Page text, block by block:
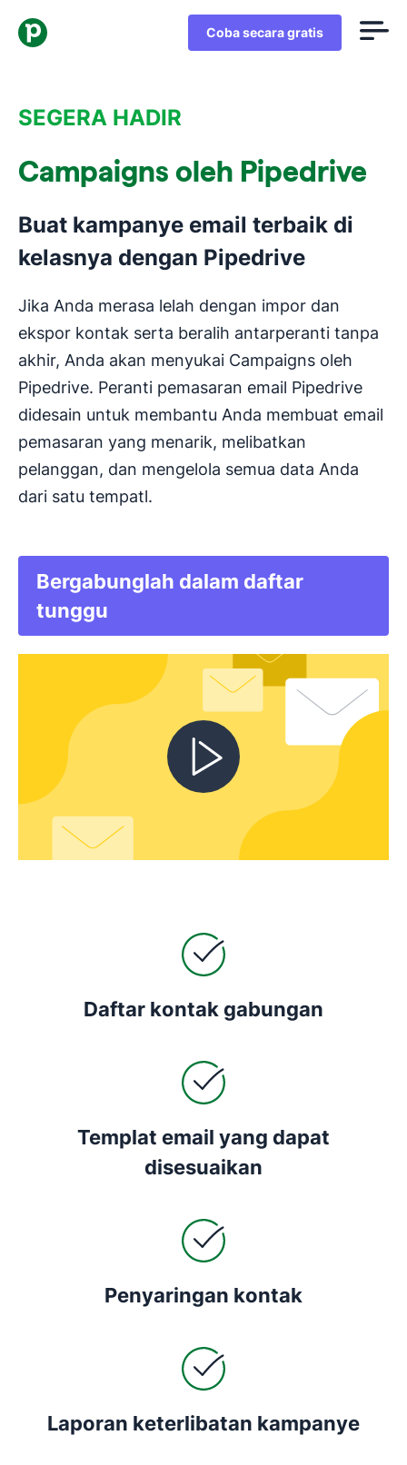
Coba secara gratis
SEGERA HADIR
Campaigns oleh Pipedrive
Buat kampanye email terbaik di
kelasnya dengan Pipedrive
Jika Anda merasa lelah dengan impor dan
ekspor kontak serta beralih antarperanti tanpa
akhir, Anda akan menyukai Campaigns oleh
Pipedrive. Peranti pemasaran email Pipedrive
didesain untuk membantu Anda membuat email
pemasaran yang menarik, melibatkan
pelanggan, dan mengelola semua data Anda
dari satu tempatl.
Bergabunglah dalam daftar
tunggu
Daftar kontak gabungan
Templat email yang dapat
disesuaikan
Penyaringan kontak
Laporan keterlibatan kampanye